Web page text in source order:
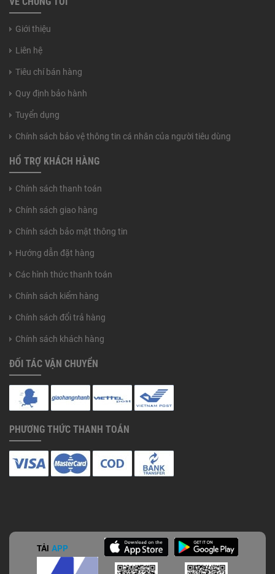
Giới thiệu
Liên hệ
Tiêu chí bán hàng
Quy định bảo hành
Tuyển dụng
Chính sách bảo vệ thông tin cá nhân của người tiêu dùng
HỔ TRỢ KHÁCH HÀNG
Chính sách thanh toán
Chính sách giao hàng
Chính sách bảo mật thông tin
Hướng dẫn đặt hàng
Các hình thức thanh toán
Chính sách kiểm hàng
Chính sách đổi trả hàng
Chính sách khách hàng
ĐỐI TÁC VẬN CHUYỂN
PHƯƠNG THỨC THANH TOÁN
TẢI APP